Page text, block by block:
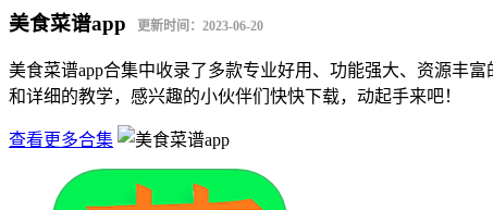
美食菜谱app 更新时间：2023-06-20
美食菜谱app合集中收录了多款专业好用、功能强大、资源丰
和详细的教学，感兴趣的小伙伴们快快下载，动起手来吧！
查看更多合集